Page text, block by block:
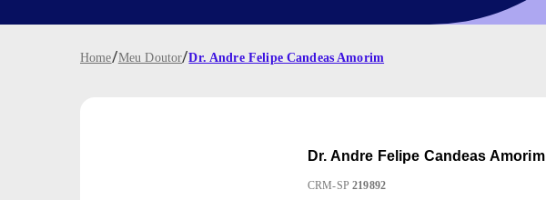
Home/Meu Doutor/Dr. Andre Felipe Candeas Amorim
Dr. Andre Felipe Candeas Amorim
CRM-SP 219892